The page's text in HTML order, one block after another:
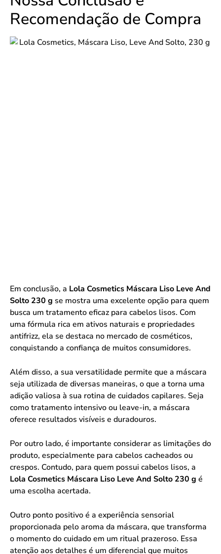
Recomendação de Compra
Em conclusão, a Lola Cosmetics Máscara Liso Leve And
Solto 230 g se mostra uma excelente opção para quem
busca um tratamento eficaz para cabelos lisos. Com
uma fórmula rica em ativos naturais e propriedades
antifrizz, ela se destaca no mercado de cosméticos,
conquistando a confiança de muitos consumidores.
Além disso, a sua versatilidade permite que a máscara
seja utilizada de diversas maneiras, o que a torna uma
adição valiosa à sua rotina de cuidados capilares. Seja
como tratamento intensivo ou leave-in, a máscara
oferece resultados visíveis e duradouros.
Por outro lado, é importante considerar as limitações do
produto, especialmente para cabelos cacheados ou
crespos. Contudo, para quem possui cabelos lisos, a
Lola Cosmetics Máscara Liso Leve And Solto 230 g é
uma escolha acertada.
Outro ponto positivo é a experiência sensorial
proporcionada pelo aroma da máscara, que transforma
o momento do cuidado em um ritual prazeroso. Essa
atenção aos detalhes é um diferencial que muitos